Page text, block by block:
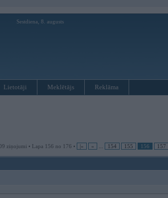
Sestdiena, 8. augusts
Lietotāji Meklētājs Reklāma
ziņojumi • Lapa 156 no 176 • |« « 154 155 156 157